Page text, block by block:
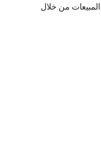
المبيعات من خلال